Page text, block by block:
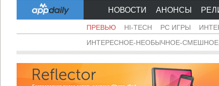
НОВОСТИ АНОНСЫ
ПРЕВЬЮ HI-TECH PC ИГРЫ
ИНТЕРЕСНОЕ-НЕОБЫЧНОЕ-